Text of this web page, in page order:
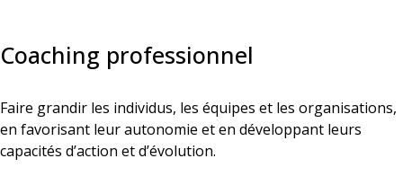
Coaching professionnel
Faire grandir les individus, les équipes et les organisations,
en favorisant leur autonomie et en développant leurs
capacités d’action et d’évolution.